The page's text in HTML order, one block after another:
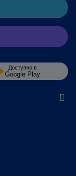
Доступно в
Google Play